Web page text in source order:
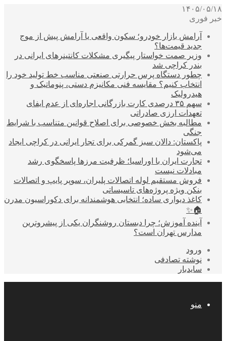
۱۴۰۵/۰۵/۱۸
خبر فوری
آرامش بازار خودرو؛ سکون واقعی یا آرامش پیش از موج
جدید قیمت‌ها؟
وزیر صمت خواستار پیگیری مشکلات کانتینرهای ایرانی در
بندر کراچی شد
چطور دستگاه پرس حرارتی صنعتی مناسب خط تولید خود را
انتخاب کنیم؟ مقایسه فنی مکانیزم دستی، پنوماتیک و
هیدرولیک
سهم ۳۵ درصدی کارت بازرگانی اجاره‌ای از عدم ایفای
تعهدات ارزی صادراتی
مطالبه بخش خصوصی برای اصلاح قوانین متناسب با شرایط
جنگی
پاکستان: دالان سبز گمرکی برای تجار ایرانی در کراچی ایجاد
می‌شود
تجارت ایران با اوراسیا؛ ظرفیت مرزها پاسخگوی رشد
مبادلات نیست
فروش مستقیم لوله اتصالات پلیران، سوپر پایپ و اتصالات
بنکن ویژه پروژه‌های تاسیساتی
کاغذ دیواری ساده؛ انتخابی هوشمندانه برای دکوراسیون مدرن
🏠✨
آینده آموزش؛ چرا دبستان روشنگران یکی از پیشروترین
مدارس تهران است؟
ورود
نوشته تصادفی
سایدبار
منو